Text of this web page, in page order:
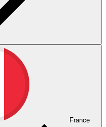
France